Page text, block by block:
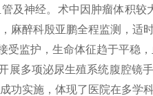
及神经。术中因肿瘤体积较
麻醉科殷亚鹏全程监测，适
受监护，生命体征趋于平稳
展多项泌尿生殖系统腹腔镜
功实施，体现了医院在多学